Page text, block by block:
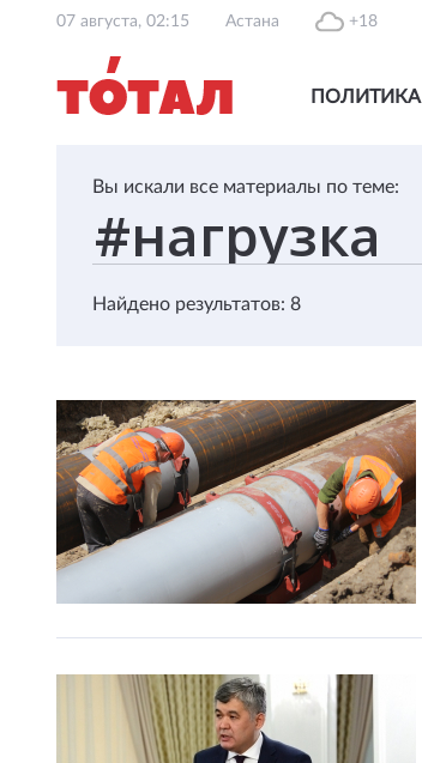
07 августа, 02:15 Астана +18
ПОЛИТИКА
Вы искали все материалы по теме:
Найдено результатов: 8